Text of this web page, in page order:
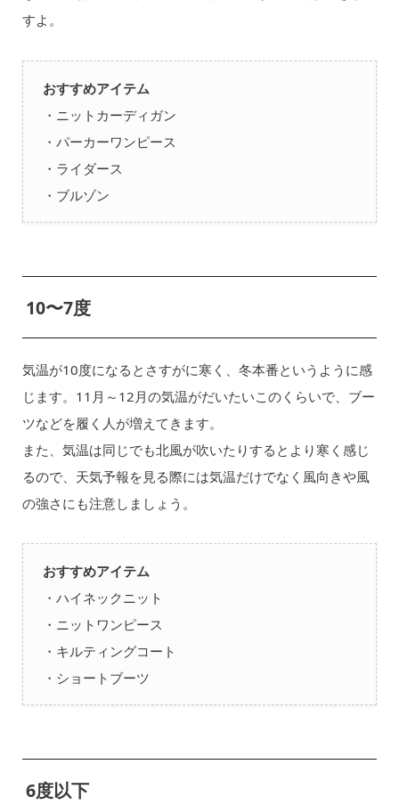
すよ。
おすすめアイテム
・ニットカーディガン
・パーカーワンピース
・ライダース
・ブルゾン
10〜7度
気温が10度になるとさすがに寒く、冬本番というように感
じます。11月～12月の気温がだいたいこのくらいで、ブー
ツなどを履く人が増えてきます。
また、気温は同じでも北風が吹いたりするとより寒く感じ
るので、天気予報を見る際には気温だけでなく風向きや風
の強さにも注意しましょう。
おすすめアイテム
・ハイネックニット
・ニットワンピース
・キルティングコート
・ショートブーツ
6度以下